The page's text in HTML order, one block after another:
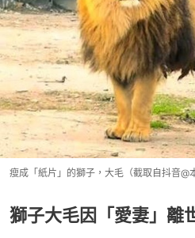
瘦成「紙片」的獅子，大毛（截取自抖音@
獅子大毛因「愛妻」